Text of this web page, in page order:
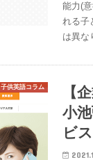
能力(
れる子
は異な
子供英語コラム
【
小
ビス